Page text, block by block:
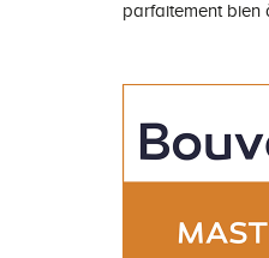
parfaitement bien